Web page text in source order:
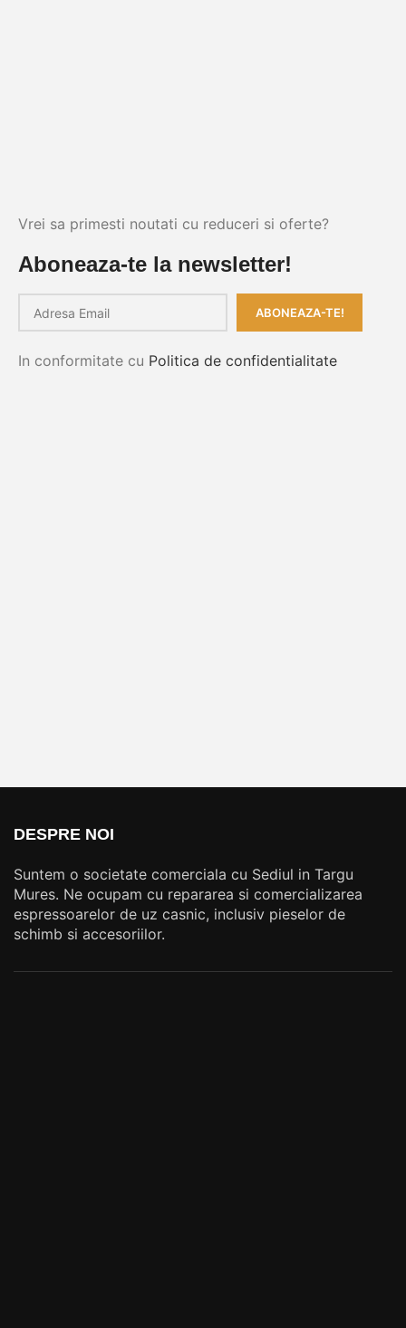
Vrei sa primesti noutati cu reduceri si oferte?
Aboneaza-te la newsletter!
In conformitate cu Politica de confidentialitate
DESPRE NOI
Suntem o societate comerciala cu Sediul in Targu
Mures. Ne ocupam cu repararea si comercializarea
espressoarelor de uz casnic, inclusiv pieselor de
schimb si accesoriilor.